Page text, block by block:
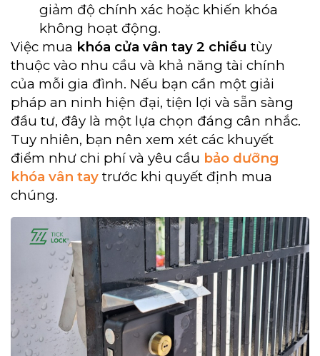
giảm độ chính xác hoặc khiến khóa
không hoạt động.
Việc mua khóa cửa vân tay 2 chiều tùy
thuộc vào nhu cầu và khả năng tài chính
của mỗi gia đình. Nếu bạn cần một giải
pháp an ninh hiện đại, tiện lợi và sẵn sàng
đầu tư, đây là một lựa chọn đáng cân nhắc.
Tuy nhiên, bạn nên xem xét các khuyết
điểm như chi phí và yêu cầu bảo dưỡng
khóa vân tay trước khi quyết định mua
chúng.